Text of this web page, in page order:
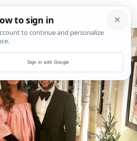
Sign in with Google